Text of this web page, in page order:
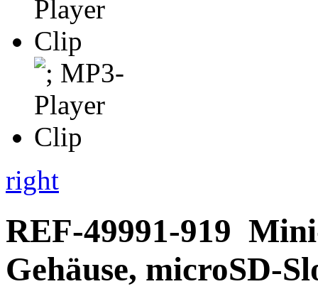
right
REF-49991-919
Gehäuse, microSD-